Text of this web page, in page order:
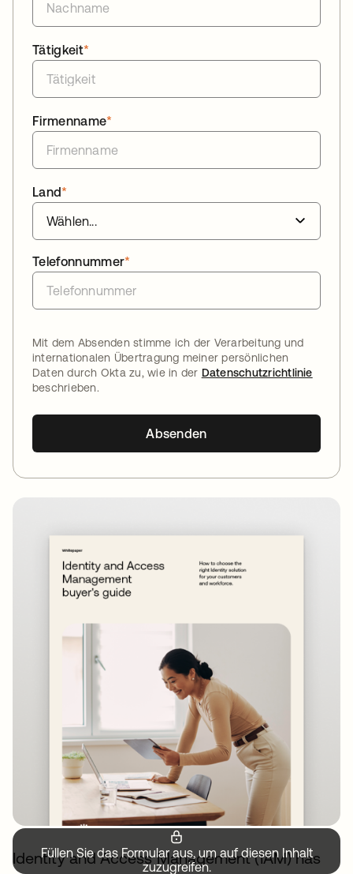
*
Tätigkeit
*
Firmenname
*
Land
*
Telefonnummer
Mit dem Absenden stimme ich der Verarbeitung und
internationalen Übertragung meiner persönlichen
Daten durch Okta zu, wie in der Datenschutzrichtlinie
beschrieben.
Absenden
Füllen Sie das Formular aus, um auf diesen Inhalt
zuzugreifen.
Identity and Access Management (IAM) has